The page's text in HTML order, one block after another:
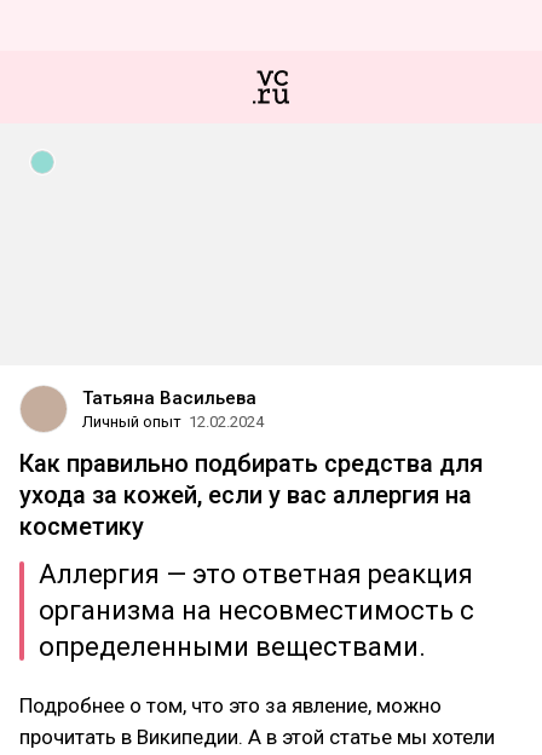
Татьяна Васильева
Личный опыт 12.02.2024
Как правильно подбирать средства для
ухода за кожей, если у вас аллергия на
косметику
Аллергия — это ответная реакция
организма на несовместимость с
определенными веществами.
Подробнее о том, что это за явление, можно
прочитать в Википедии. А в этой статье мы хотели